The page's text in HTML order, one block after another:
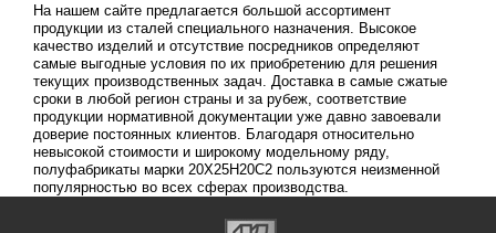
На нашем сайте предлагается большой ассортимент
продукции из сталей специального назначения. Высокое
качество изделий и отсутствие посредников определяют
самые выгодные условия по их приобретению для решения
текущих производственных задач. Доставка в самые сжатые
сроки в любой регион страны и за рубеж, соответствие
продукции нормативной документации уже давно завоевали
доверие постоянных клиентов. Благодаря относительно
невысокой стоимости и широкому модельному ряду,
полуфабрикаты марки 20Х25Н20С2 пользуются неизменной
популярностью во всех сферах производства.